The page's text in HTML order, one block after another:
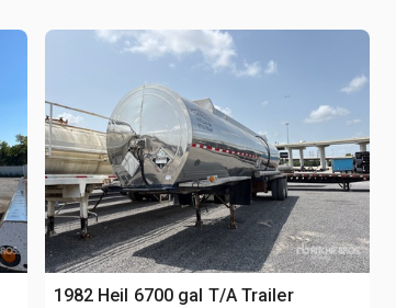
1982 Heil 6700 gal T/A Trailer